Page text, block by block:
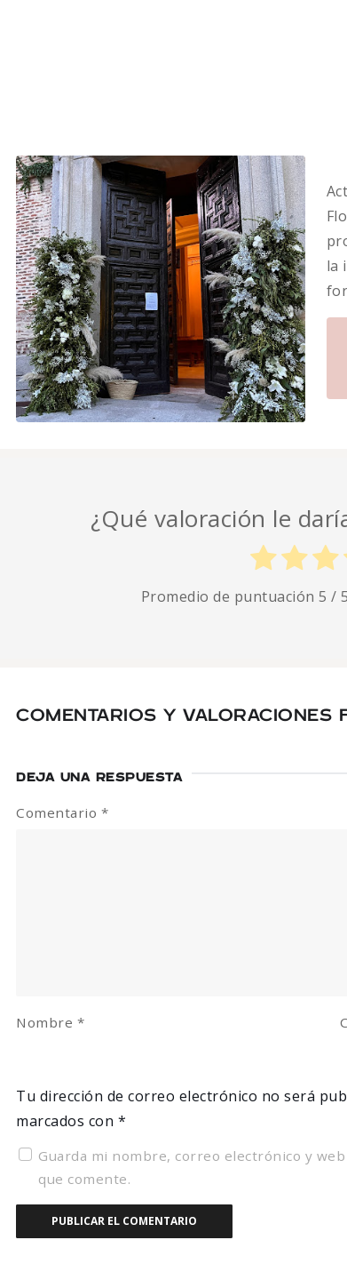
la
¿Qué valoración le
Promedio de puntuación5 /
COMENTARIOS Y VALORACIONES
DEJA UNA RESPUESTA
Tu dirección de correo electrónico no será
marcados con *
Comentario *
Nombre *
Guarda mi nombre, correo electrónico y
que comente.